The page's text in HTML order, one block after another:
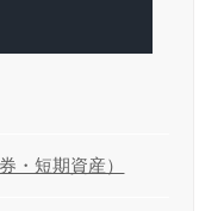
・短期資産）